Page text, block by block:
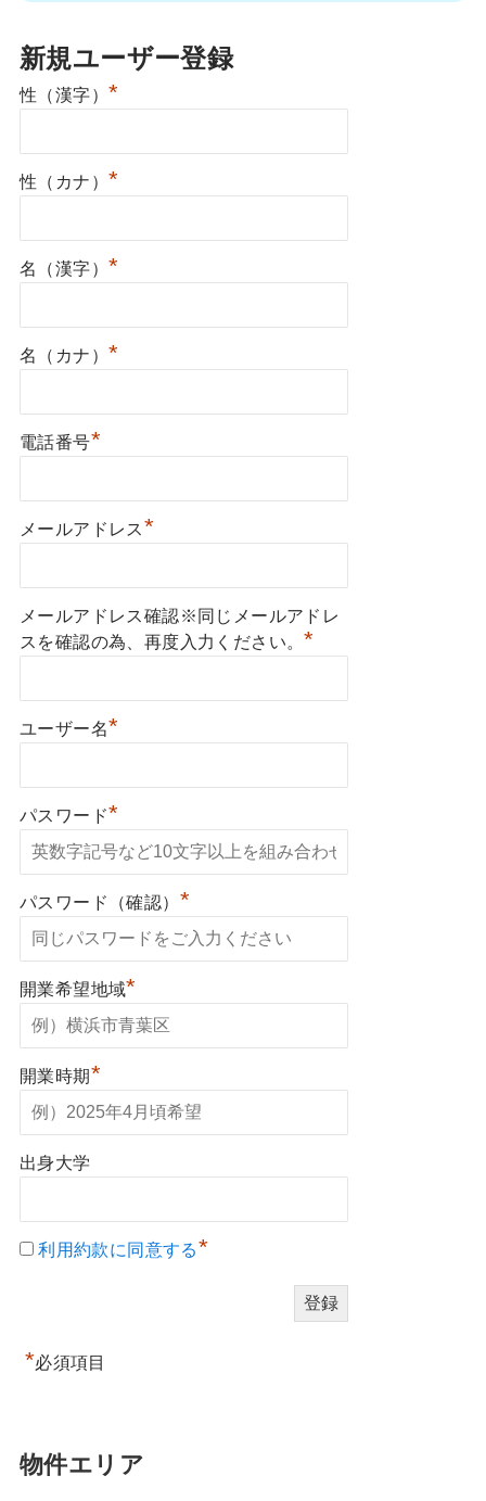
新規ユーザー登録
性（漢字） *
性（カナ） *
名（漢字） *
名（カナ） *
電話番号*
メールアドレス*
メールアドレス確認※同じメールアドレ
スを確認の為、再度入力ください。*
ユーザー名*
パスワード*
パスワード（確認） *
開業希望地域*
開業時期*
出身大学
利用約款に同意する*
*必須項目
物件エリア